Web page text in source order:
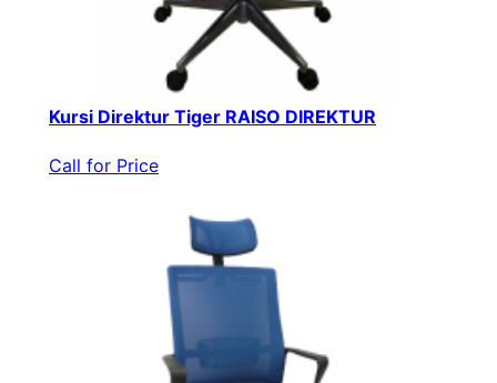
Kursi Direktur Tiger RAISO DIREKTUR
Call for Price